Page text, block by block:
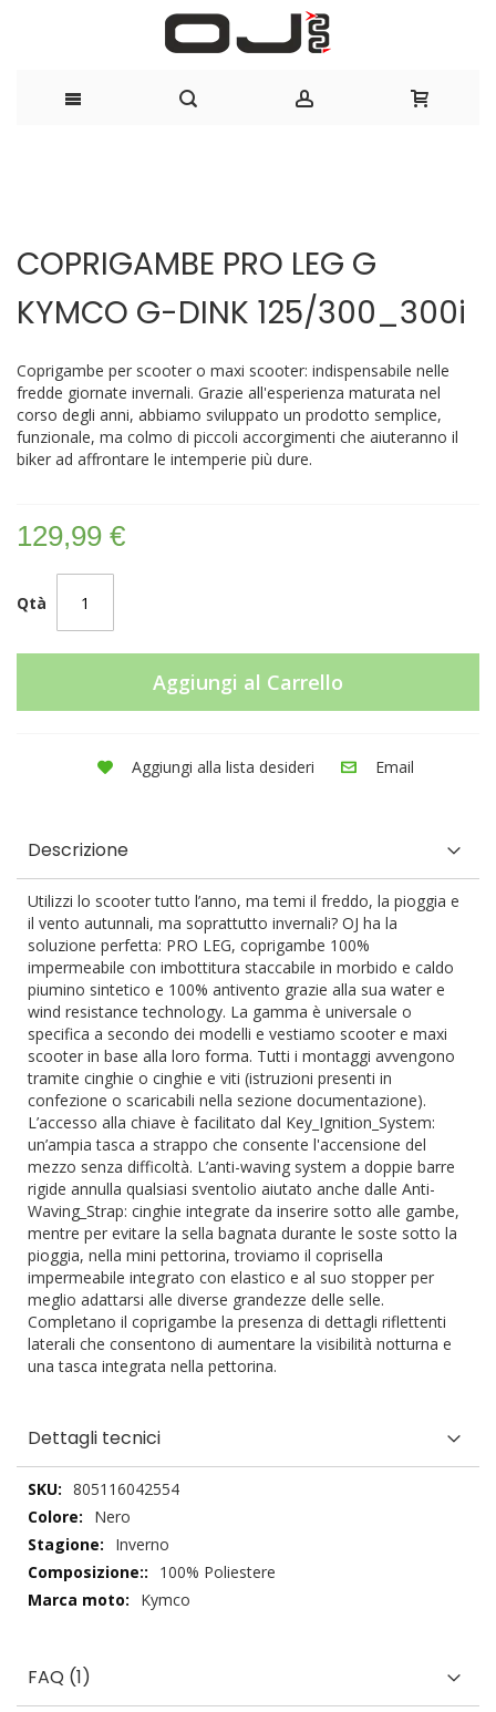
fine
galleria
di
della
di
immagini
COPRIGAMBE PRO LEG G
KYMCO G-DINK 125/300_300i
Coprigambe per scooter o maxi scooter: indispensabile nelle
fredde giornate invernali. Grazie all'esperienza maturata nel
corso degli anni, abbiamo sviluppato un prodotto semplice,
funzionale, ma colmo di piccoli accorgimenti che aiuteranno il
biker ad affrontare le intemperie più dure.
129,99 €
Qtà
Aggiungi al Carrello
Aggiungi alla lista desideri Email
Descrizione
Utilizzi lo scooter tutto l’anno, ma temi il freddo, la pioggia e
il vento autunnali, ma soprattutto invernali? OJ ha la
soluzione perfetta: PRO LEG, coprigambe 100%
impermeabile con imbottitura staccabile in morbido e caldo
piumino sintetico e 100% antivento grazie alla sua water e
wind resistance technology. La gamma è universale o
specifica a secondo dei modelli e vestiamo scooter e maxi
scooter in base alla loro forma. Tutti i montaggi avvengono
tramite cinghie o cinghie e viti (istruzioni presenti in
confezione o scaricabili nella sezione documentazione).
L’accesso alla chiave è facilitato dal Key_Ignition_System:
un’ampia tasca a strappo che consente l'accensione del
mezzo senza difficoltà. L’anti-waving system a doppie barre
rigide annulla qualsiasi sventolio aiutato anche dalle Anti-
Waving_Strap: cinghie integrate da inserire sotto alle gambe,
mentre per evitare la sella bagnata durante le soste sotto la
pioggia, nella mini pettorina, troviamo il coprisella
impermeabile integrato con elastico e al suo stopper per
meglio adattarsi alle diverse grandezze delle selle.
Completano il coprigambe la presenza di dettagli riflettenti
laterali che consentono di aumentare la visibilità notturna e
una tasca integrata nella pettorina.
Dettagli tecnici
Dettagli
tecnici
805116042554
Nero
Inverno
100% Poliestere
Kymco
FAQ (1)